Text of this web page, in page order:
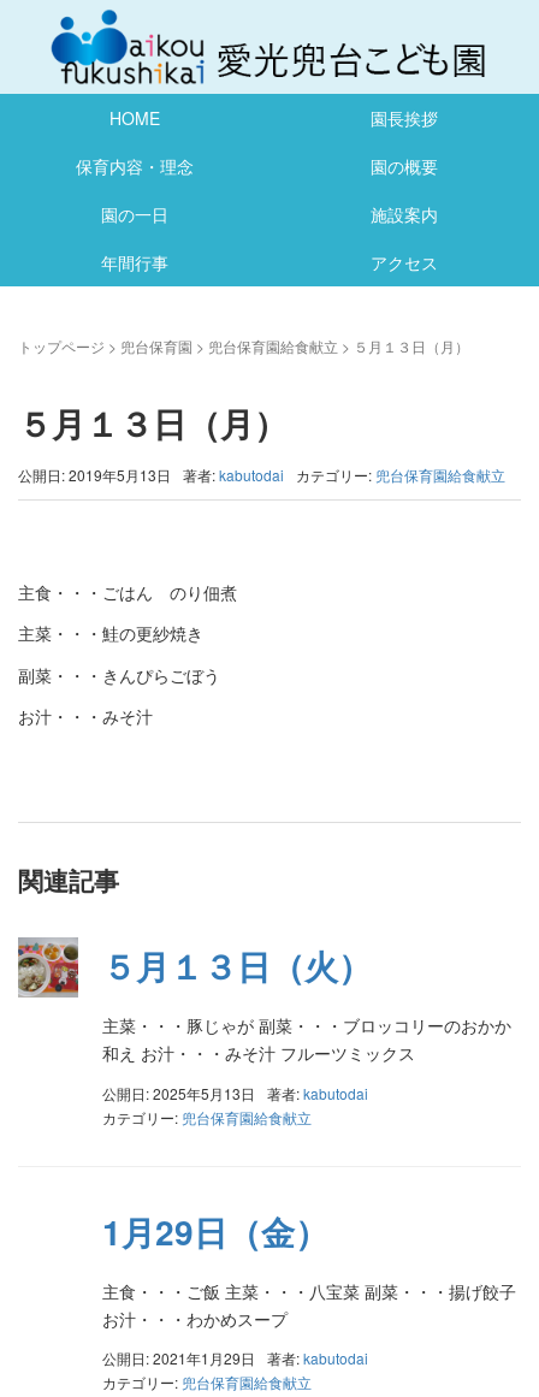
HOME
園長挨拶
保育内容・理念
園の概要
園の一日
施設案内
年間行事
アクセス
トップページ > 兜台保育園 > 兜台保育園給食献立 > ５月１３日（月）
５月１３日（月）
公開日: 2019年5月13日 著者:kabutodai カテゴリー: 兜台保育園給食献立
主食・・・ごはん のり佃煮
主菜・・・鮭の更紗焼き
副菜・・・きんぴらごぼう
お汁・・・みそ汁
関連記事
５月１３日（火）
主菜・・・豚じゃが 副菜・・・ブロッコリーのおかか
和え お汁・・・みそ汁 フルーツミックス
公開日: 2025年5月13日 著者:kabutodai
カテゴリー: 兜台保育園給食献立
1月29日（金）
主食・・・ご飯 主菜・・・八宝菜 副菜・・・揚げ餃子
お汁・・・わかめスープ
公開日: 2021年1月29日 著者:kabutodai
カテゴリー: 兜台保育園給食献立